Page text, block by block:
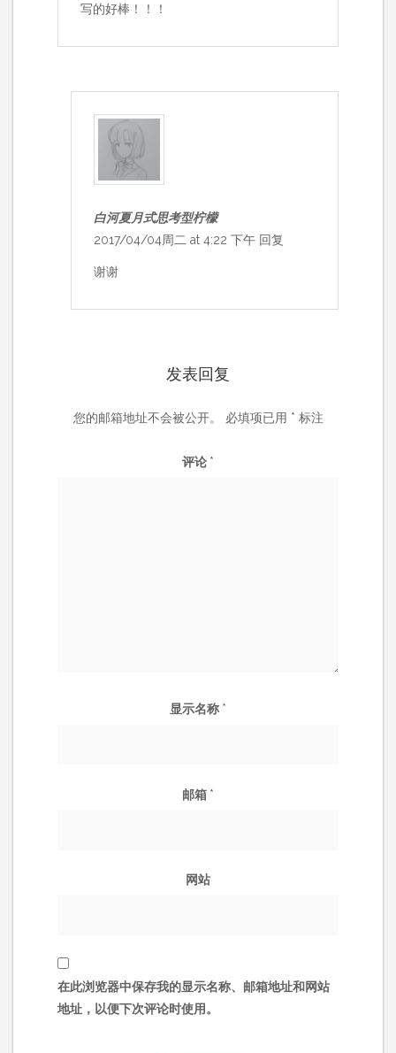
写的好棒！！！
白河夏月式思考型柠檬
2017/04/04周二 at 4:22 下午 回复
谢谢
发表回复
您的邮箱地址不会被公开。 必填项已用 * 标注
评论 *
显示名称 *
邮箱 *
网站
在此浏览器中保存我的显示名称、邮箱地址和网站
地址，以便下次评论时使用。